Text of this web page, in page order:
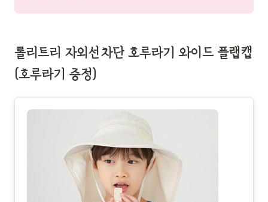
롤리트리 자외선차단 호루라기 와이드 플랩캡
(호루라기 증정)